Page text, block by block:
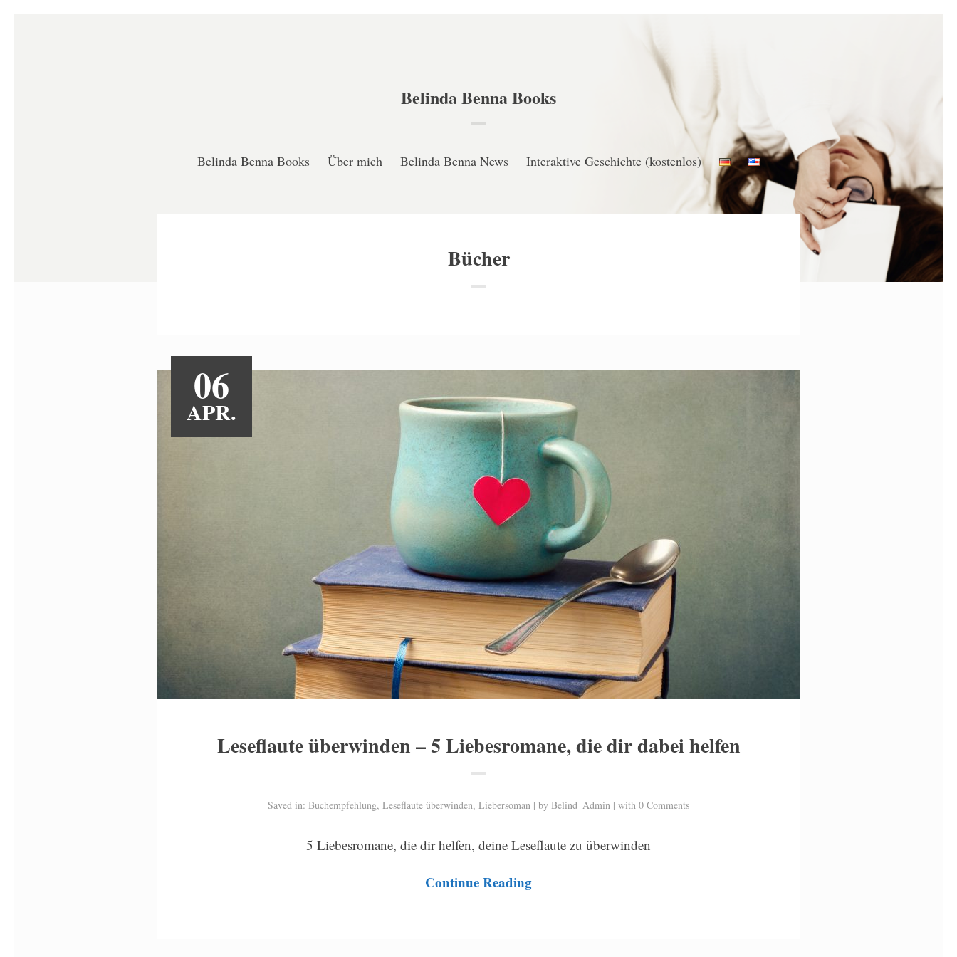
Belinda Benna Books
Belinda Benna Books Über mich Belinda Benna News Interaktive Geschichte (kostenlos)
Bücher
06
APR.
Leseflaute überwinden – 5 Liebesromane, die dir dabei helfen
Saved in: Buchempfehlung, Leseflaute überwinden, Liebersoman by Belind_Admin with 0 Comments
5 Liebesromane, die dir helfen, deine Leseflaute zu überwinden
Continue Reading